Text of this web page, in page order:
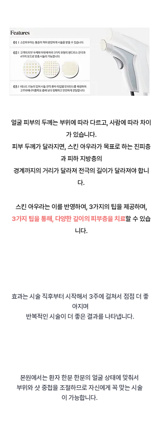
얼굴 피부의 두께는 부위에 따라 다르고, 사람에 따라 차이
가 있습니다.
피부 두께가 달라지면, 스킨 아우라가 목표로 하는 진피층
과 피하 지방층의
경계까지의 거리가 달라져 전극의 길이가 달라져야 합니
다.
스킨 아우라는 이를 반영하여, 3가지의 팁을 제공하며,
3가지 팁을 통해, 다양한 깊이의 피부층을 치료할 수 있습
니다.
​효과는 시술 직후부터 시작해서 3주에 걸쳐서 점점 더 좋
아지며
반복적인 시술이 더 좋은 결과를 나타냅니다.
본원에서는 환자 한분 한분의 얼굴 상태에 맞춰서
부위와 샷 중첩을 조절하므로 자신에게 꼭 맞는 시술
이 가능합니다.